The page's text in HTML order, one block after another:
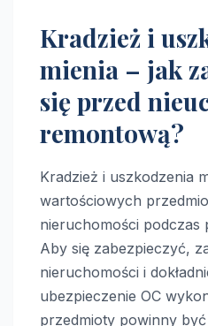
Kradzież i
mienia – jak
się przed
remontową?
Kradzież i uszkodzenia
wartościowych
nieruchomości podczas
Aby się zabezpieczyć,
nieruchomości i
ubezpieczenie OC
przedmioty powinny